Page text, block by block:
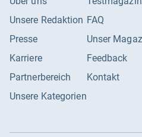
Unsere Redaktion
Presse
Karriere
Partnerbereich
Unsere Kategorien
FAQ
Unser
Feedback
Kontakt